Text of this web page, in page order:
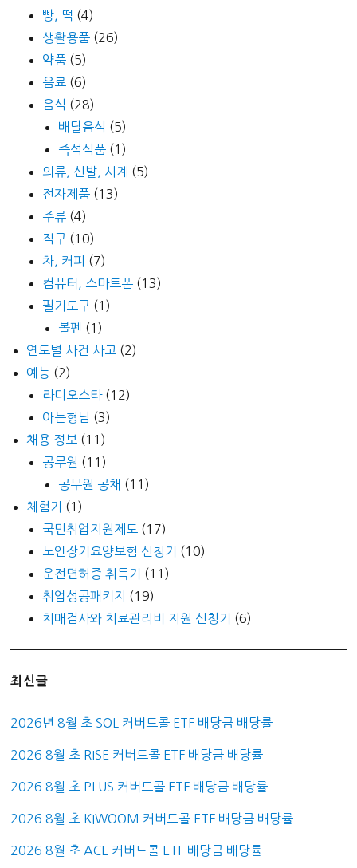
빵, 떡 (4)
생활용품 (26)
약품 (5)
음료 (6)
음식 (28)
배달음식 (5)
즉석식품 (1)
의류, 신발, 시계 (5)
전자제품 (13)
주류 (4)
직구 (10)
차, 커피 (7)
컴퓨터, 스마트폰 (13)
필기도구 (1)
볼펜 (1)
연도별 사건 사고 (2)
예능 (2)
라디오스타(12)
아는형님 (3)
채용 정보 (11)
공무원 (11)
공무원 공채 (11)
체험기
(1)
국민취업지원제도 (17)
노인장기요양보험 신청기
(10)
운전면허증 취득기
(11)
취업성공패키지
(19)
치매검사와 치료관리비 지원 신청기
(6)
최신글
2026년 8월 초 SOL 커버드콜 ETF 배당금 배당률
2026 8월 초 RISE 커버드콜 ETF 배당금 배당률
2026 8월 초 PLUS 커버드콜 ETF 배당금 배당률
2026 8월 초 KIWOOM 커버드콜 ETF 배당금 배당률
2026 8월 초 ACE 커버드콜 ETF 배당금 배당률